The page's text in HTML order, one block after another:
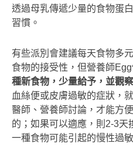
透過母乳傳遞少量的食物蛋
習慣。
有些派別會建議每天食物多
食物的接受性，但營養師
種新食物，少量給予，並觀
血絲便或皮膚過敏的症狀，
醫師、營養師討論，才能方
的；如果可以適應，則2-3天
一種食物可能引起的慢性過敏